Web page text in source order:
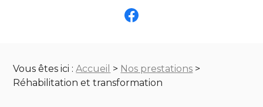
Vous êtes ici : Accueil > Nos prestations >
Réhabilitation et transformation